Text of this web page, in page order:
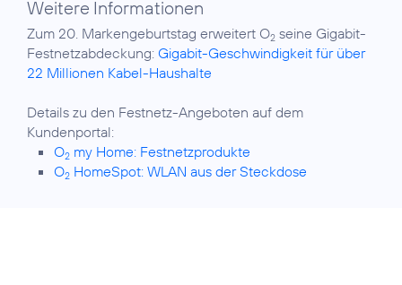
Weitere Informationen
Zum 20. Markengeburtstag erweitert O2 seine Gigabit-
Festnetzabdeckung: Gigabit-Geschwindigkeit für über
22 Millionen Kabel-Haushalte
Details zu den Festnetz-Angeboten auf dem
O2 my Home: Festnetzprodukte
O2 HomeSpot: WLAN aus der Steckdose